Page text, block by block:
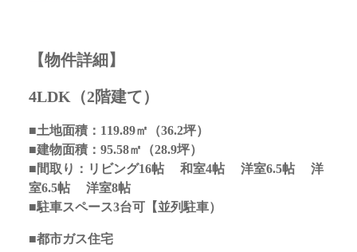
【物件詳細】
4LDK（2階建て）
■土地面積：119.89㎡（36.2坪）
■建物面積：95.58㎡（28.9坪）
■間取り：リビング16帖 和室4帖 洋室6.5帖 洋
室6.5帖 洋室8帖
■駐車スペース3台可【並列駐車）
■都市ガス住宅